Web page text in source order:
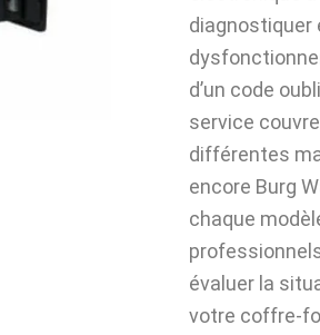
diagnostiquer
d’un code
service
différentes
encore Burg
chaque
évaluer la
votre coffre-